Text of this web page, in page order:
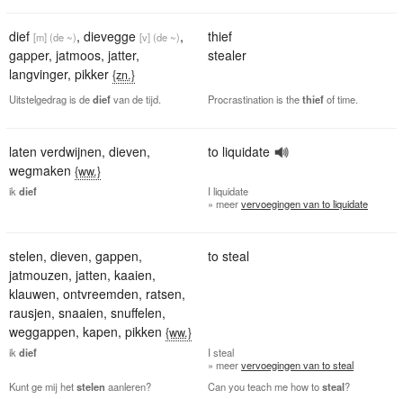
dief [m] (de ~), dievegge [v] (de ~),
gapper, jatmoos, jatter,
langvinger, pikker {zn.}
thief
stealer
Uitstelgedrag is dediefvan de tijd. Procrastination is thethiefof time.
laten verdwijnen, dieven,
wegmaken {ww.}
to liquidate
ik dief I liquidate
» meervervoegingen van to liquidate
stelen, dieven, gappen,
jatmouzen, jatten, kaaien,
klauwen, ontvreemden, ratsen,
rausjen, snaaien, snuffelen,
weggappen, kapen, pikken {ww.}
to steal
ik dief I steal
» meervervoegingen van to steal
Kunt ge mij hetstelen aanleren? Can you teach me how tosteal?